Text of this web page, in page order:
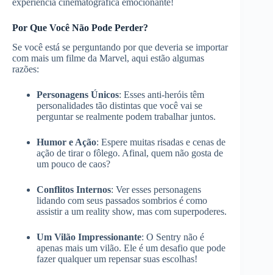
Por Que Você Não Pode Perder?
Se você está se perguntando por que deveria se importar
com mais um filme da Marvel, aqui estão algumas
razões:
Personagens Únicos: Esses anti-heróis têm
personalidades tão distintas que você vai se
perguntar se realmente podem trabalhar juntos.
Humor e Ação: Espere muitas risadas e cenas de
ação de tirar o fôlego. Afinal, quem não gosta de
um pouco de caos?
Conflitos Internos: Ver esses personagens
lidando com seus passados sombrios é como
assistir a um reality show, mas com superpoderes.
Um Vilão Impressionante: O Sentry não é
apenas mais um vilão. Ele é um desafio que pode
fazer qualquer um repensar suas escolhas!